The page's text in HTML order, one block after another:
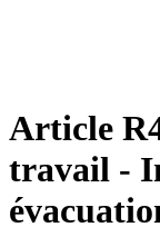
Article
travail -